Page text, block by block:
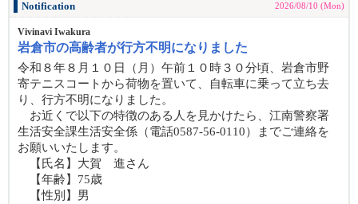
Notification 2026/08/10 (Mon)
Vivinavi Iwakura
岩倉市の高齢者が行方不明になりました
令和８年８月１０日（月）午前１０時３０分頃、岩倉市野
寄テニスコートから荷物を置いて、自転車に乗って立ち去
り、行方不明になりました。
お近くで以下の特徴のある人を見かけたら、江南警察署
生活安全課生活安全係（電話0587-56-0110）までご連絡を
お願いいたします。
【氏名】大賀 進さん
【年齢】75歳
【性別】男